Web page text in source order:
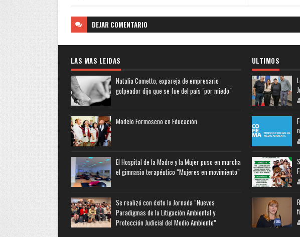
DEJAR COMENTARIO
LAS MAS LEIDAS
Natalia Cometto, expareja de empresario
golpeador dijo que se fue del país "por miedo"
Modelo Formoseño en Educación
El Hospital de la Madre y la Mujer puso en marcha
el gimnasio terapéutico “Mujeres en movimiento”
Se realizó con éxito la Jornada “Nuevos
Paradigmas de la Litigación Ambiental y
Protección Judicial del Medio Ambiente”
ULTIMOS